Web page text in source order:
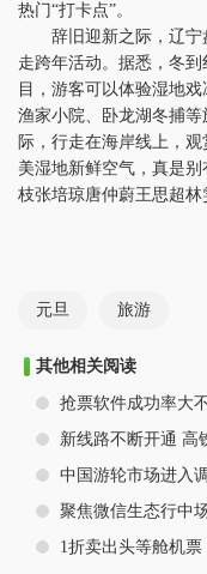
热门“打卡点”。
辞旧迎新之际，辽宁
走跨年活动。据悉，冬
目，游客可以体验湿地
渔家小院、卧龙湖冬捕
际，行走在海岸线上，
美湿地新鲜空气，真是
枝张培琼唐仲蔚王思超
元旦 旅游
其他相关阅读
抢票软件成功率大
新线路不断开通 高
中国游轮市场进入
聚焦微信生态行中
1折卖出头等舱机